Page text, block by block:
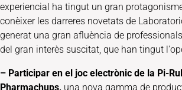
experiencial ha tingut un gran
conèixer les darreres novetats de
generat una gran afluència de
del gran interès suscitat, que han tingut
– Participar en el joc electrònic de la Pi-
Pharmachups, una nova gamma de